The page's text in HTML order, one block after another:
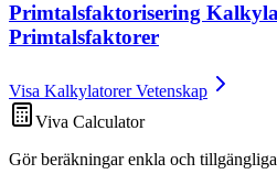
Primtalsfaktorisering
Primtalsfaktorer
Visa Kalkylatorer Vetenskap
Viva Calculator
Gör beräkningar enkla och